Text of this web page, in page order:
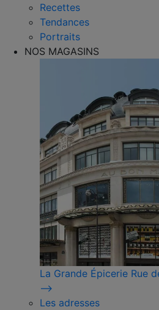
Recettes
Tendances
Portraits
NOS MAGASINS
La Grande Épicerie Rue
⟶
Les adresses